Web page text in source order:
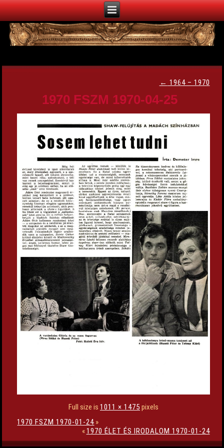
← 1964 – 1970
1970 FSZM 1970-04-25
Full size is 1011 × 1475 pixels
1970 FSZM 1970-01-24 »
«1970 ÉLET ÉS IRODALOM 1970-01-24